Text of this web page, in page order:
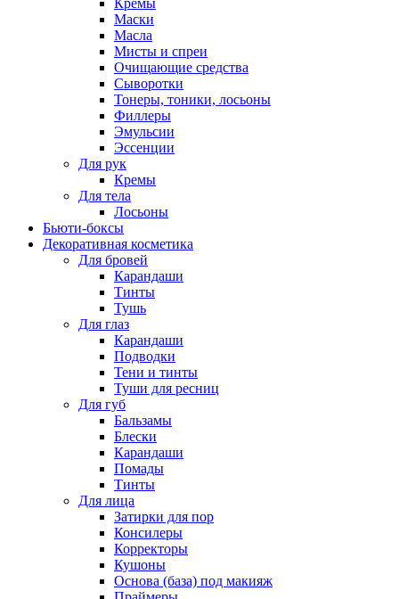
Кремы
Маски
Масла
Мисты и спреи
Очищающие средства
Сыворотки
Тонеры, тоники, лосьоны
Филлеры
Эмульсии
Эссенции
Для рук
Кремы
Для тела
Лосьоны
Бьюти-боксы
Декоративная косметика
Для бровей
Карандаши
Тинты
Тушь
Для глаз
Карандаши
Подводки
Тени и тинты
Туши для ресниц
Для губ
Бальзамы
Блески
Карандаши
Помады
Тинты
Для лица
Затирки для пор
Консилеры
Корректоры
Кушоны
Основа (база) под макияж